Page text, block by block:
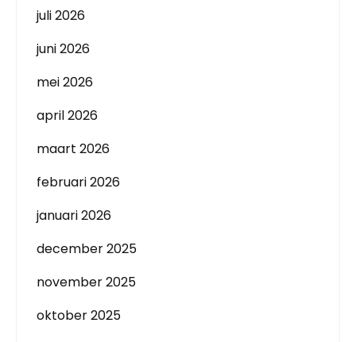
juli 2026
juni 2026
mei 2026
april 2026
maart 2026
februari 2026
januari 2026
december 2025
november 2025
oktober 2025